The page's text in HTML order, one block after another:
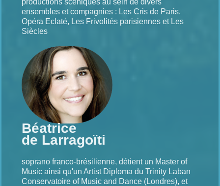
ensembles et compagnies : Les Cris de Paris,
Opéra Eclaté, Les Frivolités parisiennes et Les
Siècles
Béatrice
de Larragoïti
soprano franco-brésilienne, détient un Master of
Music ainsi qu'un Artist Diploma du Trinity Laban
Conservatoire of Music and Dance (Londres), et